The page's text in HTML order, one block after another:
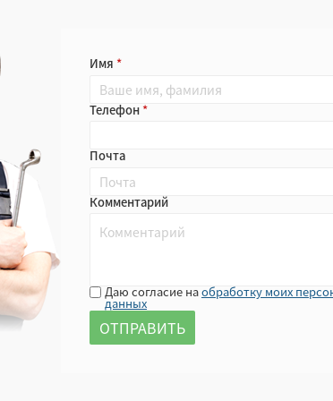
Имя
Телефон
Почта
Комментарий
Даю согласие наобработку моих
данных